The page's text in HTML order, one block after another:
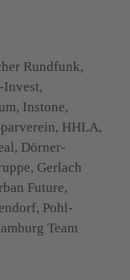
Rundfunk,
Invest,
Instone,
HHLA,
Dörner-
Gerlach
Future,
Pohl-
Team